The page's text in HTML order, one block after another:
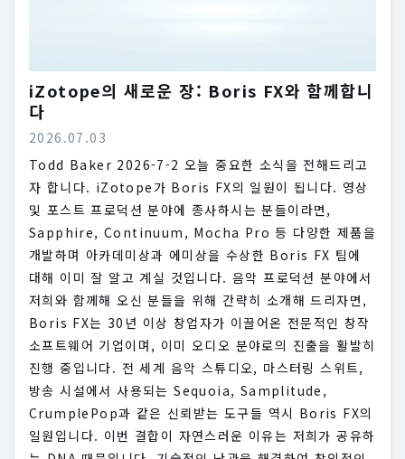
iZotope의 새로운 장: Boris FX와 함께합니
다
2026.07.03
Todd Baker 2026-7-2 오늘 중요한 소식을 전해드리고
자 합니다. iZotope가 Boris FX의 일원이 됩니다. 영상
및 포스트 프로덕션 분야에 종사하시는 분들이라면,
Sapphire, Continuum, Mocha Pro 등 다양한 제품을
개발하며 아카데미상과 에미상을 수상한 Boris FX 팀에
대해 이미 잘 알고 계실 것입니다. 음악 프로덕션 분야에서
저희와 함께해 오신 분들을 위해 간략히 소개해 드리자면,
Boris FX는 30년 이상 창업자가 이끌어온 전문적인 창작
소프트웨어 기업이며, 이미 오디오 분야로의 진출을 활발히
진행 중입니다. 전 세계 음악 스튜디오, 마스터링 스위트,
방송 시설에서 사용되는 Sequoia, Samplitude,
CrumplePop과 같은 신뢰받는 도구들 역시 Boris FX의
일원입니다. 이번 결합이 자연스러운 이유는 저희가 공유하